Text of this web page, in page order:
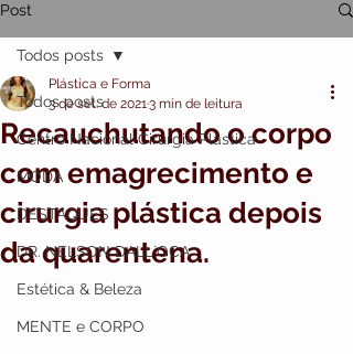
Post
Todos posts
Centro Nacional Cirurgia Plástica
MODA
DESTAQUES
DR. NELSON DALL`OCA
Estética & Beleza
MENTE e CORPO
Todos posts
Recauchutando o corpo
com emagrecimento e
cirurgia plástica depois
da quarentena.
Plástica e Forma
3 de set. de 20213 min de leitura